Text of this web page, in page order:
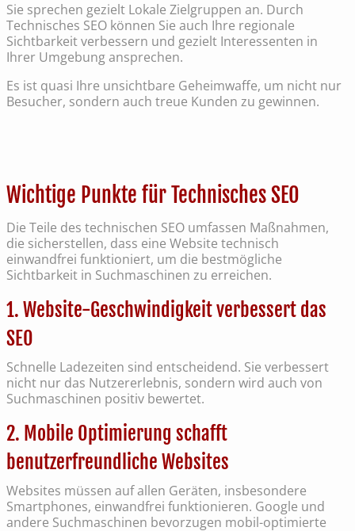
Sie sprechen gezielt Lokale Zielgruppen an. Durch
Technisches SEO können Sie auch Ihre regionale
Sichtbarkeit verbessern und gezielt Interessenten in
Ihrer Umgebung ansprechen.
Es ist quasi Ihre unsichtbare Geheimwaffe, um nicht nur
Besucher, sondern auch treue Kunden zu gewinnen.
Wichtige Punkte für Technisches SEO
Die Teile des technischen SEO umfassen Maßnahmen,
die sicherstellen, dass eine Website technisch
einwandfrei funktioniert, um die bestmögliche
Sichtbarkeit in Suchmaschinen zu erreichen.
1. Website-Geschwindigkeit verbessert das
SEO
Schnelle Ladezeiten sind entscheidend. Sie verbessert
nicht nur das Nutzererlebnis, sondern wird auch von
Suchmaschinen positiv bewertet.
2. Mobile Optimierung schafft
benutzerfreundliche Websites
Websites müssen auf allen Geräten, insbesondere
Smartphones, einwandfrei funktionieren. Google und
andere Suchmaschinen bevorzugen mobil-optimierte